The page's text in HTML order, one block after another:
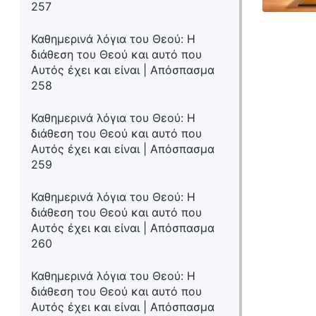
257
Καθημερινά λόγια του Θεού: Η
διάθεση του Θεού και αυτό που
Αυτός έχει και είναι | Απόσπασμα
258
Καθημερινά λόγια του Θεού: Η
διάθεση του Θεού και αυτό που
Αυτός έχει και είναι | Απόσπασμα
259
Καθημερινά λόγια του Θεού: Η
διάθεση του Θεού και αυτό που
Αυτός έχει και είναι | Απόσπασμα
260
Καθημερινά λόγια του Θεού: Η
διάθεση του Θεού και αυτό που
Αυτός έχει και είναι | Απόσπασμα